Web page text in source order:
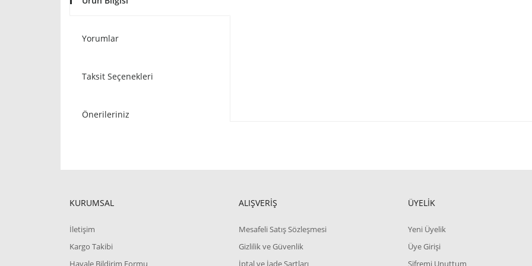
Yorumlar
Taksit Seçenekleri
Önerileriniz
KURUMSAL
İletişim
Kargo Takibi
Havale Bildirim Formu
ALIŞVERİŞ
Mesafeli Satış Sözleşmesi
Gizlilik ve Güvenlik
İptal ve İade Şartları
ÜYELİK
Yeni Üyelik
Üye Girişi
Şifremi Unuttum